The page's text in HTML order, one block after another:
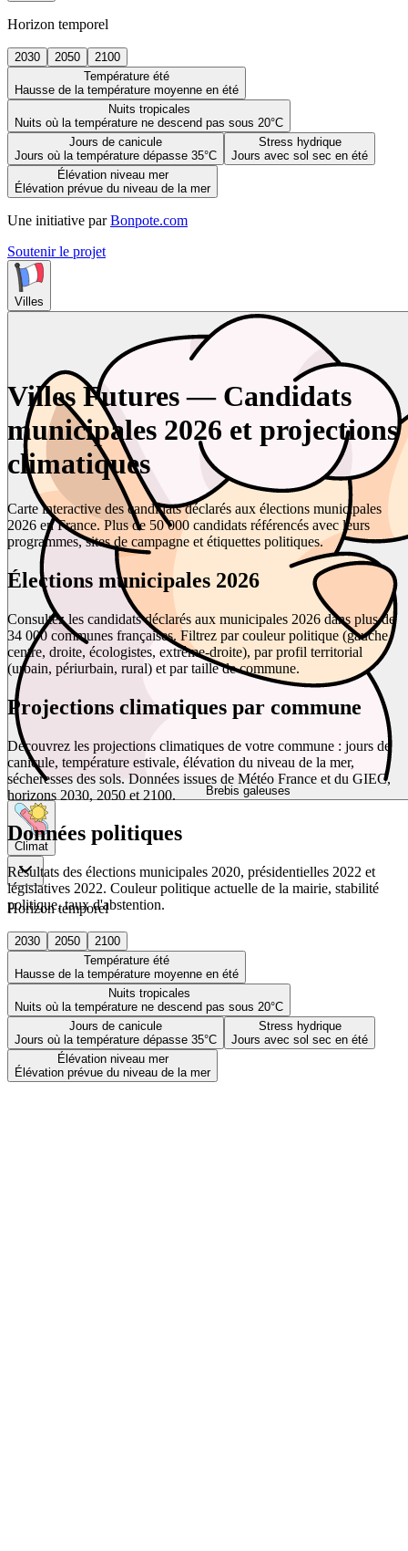
Horizon temporel
2030 2050
2100
Température été
Hausse de la température moyenne en été
Nuits tropicales
Nuits où la température ne descend pas sous 20°C
Jours de canicule
Jours où la température dépasse 35°C
Stress hydrique
Jours avec sol sec en été
Élévation niveau mer
Élévation prévue du niveau de la mer
Une initiative par Bonpote.com
Soutenir le projet
Villes
Brebis galeuses
Climat
Horizon temporel
2030 2050
2100
Température été
Hausse de la température moyenne en été
Nuits tropicales
Nuits où la température ne descend pas sous 20°C
Jours de canicule
Jours où la température dépasse 35°C
Stress hydrique
Jours avec sol sec en été
Élévation niveau mer
Élévation prévue du niveau de la mer
Villes Futures — Candidats
municipales 2026 et projections
climatiques
Carte interactive des candidats déclarés aux élections municipales
2026 en France. Plus de 50 000 candidats référencés avec leurs
programmes, sites de campagne et étiquettes politiques.
Élections municipales 2026
Consultez les candidats déclarés aux municipales 2026 dans plus de
34 000 communes françaises. Filtrez par couleur politique (gauche,
centre, droite, écologistes, extrême-droite), par profil territorial
(urbain, périurbain, rural) et par taille de commune.
Projections climatiques par commune
Découvrez les projections climatiques de votre commune : jours de
canicule, température estivale, élévation du niveau de la mer,
sécheresses des sols. Données issues de Météo France et du GIEC,
horizons 2030, 2050 et 2100.
Données politiques
Résultats des élections municipales 2020, présidentielles 2022 et
législatives 2022. Couleur politique actuelle de la mairie, stabilité
politique, taux d'abstention.